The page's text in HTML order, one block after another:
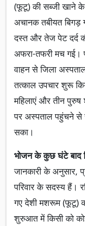
(फूटू) की सब्जी खाने के
अचानक तबीयत बिगड़
दस्त और तेज पेट दर्द
अफरा-तफरी मच गई।
वाहन से जिला
तत्काल उपचार शुरू
महिलाएं और तीन
पर अस्पताल पहुंचने से
सका।
भोजन के कुछ घंटे बाद
जानकारी के अनुसार,
परिवार के सदस्य हैं।
गए देशी मशरूम (फूटू)
शुरुआत में किसी को